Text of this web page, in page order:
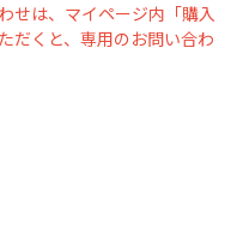
せは、マイページ内「購入
だくと、専用のお問い合わ